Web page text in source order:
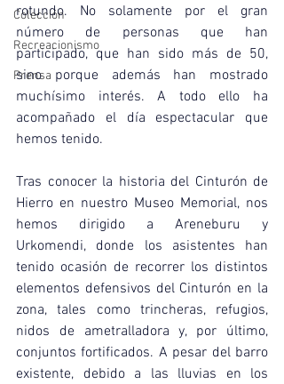
Colección
Recreacionismo
Prensa
rotundo. No solamente por el gran
número de personas que han
participado, que han sido más de 50,
sino porque además han mostrado
muchísimo interés. A todo ello ha
acompañado el día espectacular que
hemos tenido.
Tras conocer la historia del Cinturón de
Hierro en nuestro Museo Memorial, nos
hemos dirigido a Areneburu y
Urkomendi, donde los asistentes han
tenido ocasión de recorrer los distintos
elementos defensivos del Cinturón en la
zona, tales como trincheras, refugios,
nidos de ametralladora y, por último,
conjuntos fortificados. A pesar del barro
existente, debido a las lluvias en los